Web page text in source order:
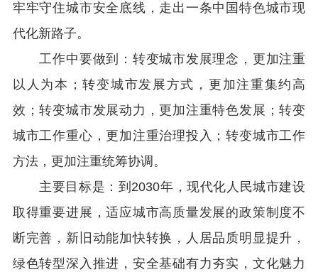
牢牢守住城市安全底线，走出一条中国特色城市现
代化新路子。
工作中要做到：转变城市发展理念，更加注重
以人为本；转变城市发展方式，更加注重集约高
效；转变城市发展动力，更加注重特色发展；转变
城市工作重心，更加注重治理投入；转变城市工作
方法，更加注重统筹协调。
主要目标是：到2030年，现代化人民城市建设
取得重要进展，适应城市高质量发展的政策制度不
断完善，新旧动能加快转换，人居品质明显提升，
绿色转型深入推进，安全基础有力夯实，文化魅力